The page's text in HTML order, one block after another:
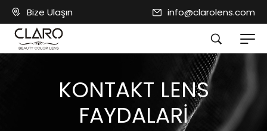
Bize Ulaşın info@clarolens.com
KONTAKT LENS
FAYDALARI